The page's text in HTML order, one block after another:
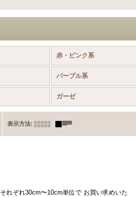
赤・ピンク系
パープル系
ガーゼ
表示方法:
れぞれ30cm〜10cm単位で お買い求めいた